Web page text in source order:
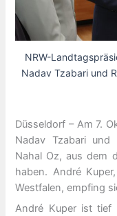
NRW-
Nadav Tzabari und
Düsseldorf – Am 7.
Nadav Tzabari
Nahal Oz, aus dem
haben. André
Westfalen, empfing
André Kuper ist tief